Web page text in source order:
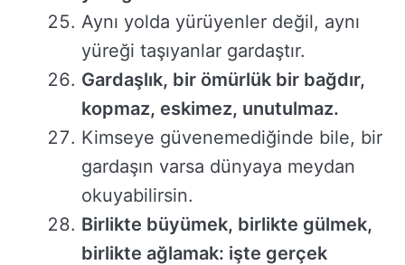
Aynı yolda yürüyenler değil, aynı
yüreği taşıyanlar gardaştır.
Gardaşlık, bir ömürlük bir bağdır,
kopmaz, eskimez, unutulmaz.
Kimseye güvenemediğinde bile, bir
gardaşın varsa dünyaya meydan
okuyabilirsin.
Birlikte büyümek, birlikte gülmek,
birlikte ağlamak: işte gerçek